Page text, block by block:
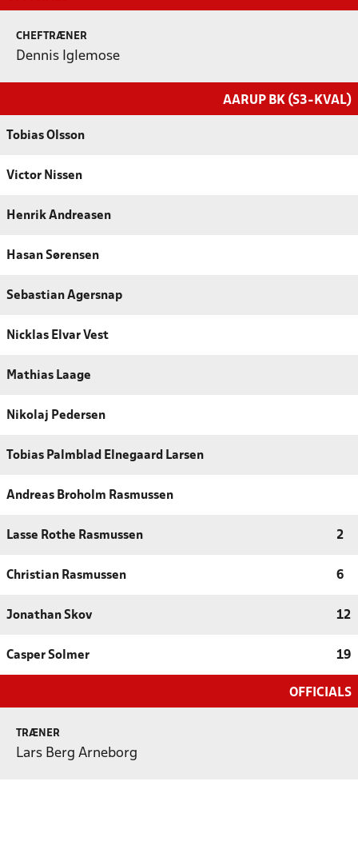
CHEFTRÆNER
Dennis Iglemose
AARUP BK (S3-KVAL)
Tobias Olsson
Victor Nissen
Henrik Andreasen
Hasan Sørensen
Sebastian Agersnap
Nicklas Elvar Vest
Mathias Laage
Nikolaj Pedersen
Tobias Palmblad Elnegaard Larsen
Andreas Broholm Rasmussen
Lasse Rothe Rasmussen 2
Christian Rasmussen 6
Jonathan Skov 12
Casper Solmer 19
OFFICIALS
TRÆNER
Lars Berg Arneborg